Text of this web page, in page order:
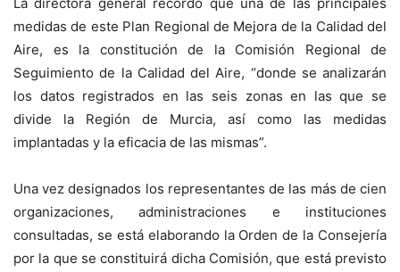
medidas de este Plan Regional de Mejora de la Calidad del
Aire, es la constitución de la Comisión Regional de
Seguimiento de la Calidad del Aire, “donde se analizarán
los datos registrados en las seis zonas en las que se
divide la Región de Murcia, así como las medidas
implantadas y la eficacia de las mismas”.
Una vez designados los representantes de las más de cien
organizaciones, administraciones e instituciones
consultadas, se está elaborando la Orden de la Consejería
por la que se constituirá dicha Comisión, que está previsto